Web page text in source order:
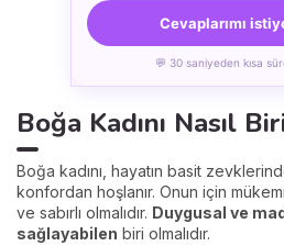
Cevaplarımı
💬 30 saniyeden kısa
Boğa Kadını Nasıl
Boğa kadını, hayatın basit
konfordan hoşlanır. Onun için
ve sabırlı olmalıdır. Duygusal ve
sağlayabilen biri olmalıdır.